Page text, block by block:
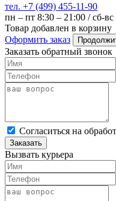
тел. +7 (499) 455-11-90
пн – пт 8:30 – 21:00 / сб-
Товар добавлен в корзину
Оформить заказ
Заказать обратный звонок
Cогласиться на
Заказать
Вызвать курьера